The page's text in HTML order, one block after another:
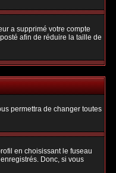
a supprimé votre compte
afin de réduire la taille de
permettra de changer toutes
en choisissant le fuseau
Donc, si vous